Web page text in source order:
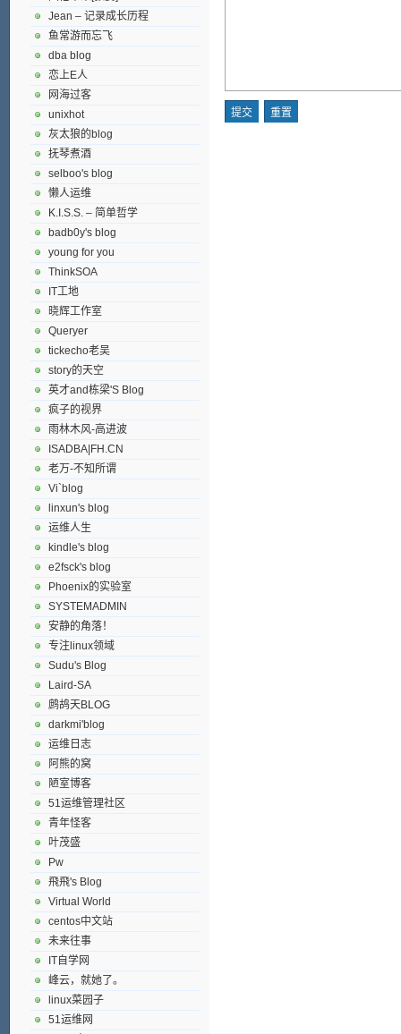
Jean – 记录成长历程
鱼常游而忘飞
dba blog
恋上E人
网海过客
unixhot
灰太狼的blog
抚琴煮酒
selboo's blog
懒人运维
K.I.S.S. – 简单哲学
badb0y's blog
young for you
ThinkSOA
IT工地
晓辉工作室
Queryer
tickecho老吴
story的天空
英才and栋梁'S Blog
疯子的视界
雨林木风-高进波
ISADBA|FH.CN
老万-不知所谓
Vi`blog
linxun's blog
运维人生
kindle's blog
e2fsck's blog
Phoenix的实验室
SYSTEMADMIN
安静的角落！
专注linux领域
Sudu's Blog
Laird-SA
鹧鸪天BLOG
darkmi'blog
运维日志
阿熊的窝
陋室博客
51运维管理社区
青年怪客
叶茂盛
Pw
飛飛's Blog
Virtual World
centos中文站
未来往事
IT自学网
峰云，就她了。
linux菜园子
51运维网